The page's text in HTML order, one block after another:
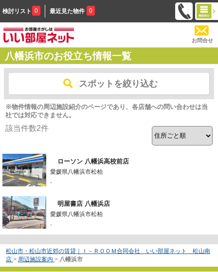
検討リスト 0 最近見た物件 0
お問合せ
八幡浜市のお役立ち情報一覧
スポットを絞り込む
※物件情報の周辺施設紹介のページであり、各店舗への問い合わせは当
社では対応できません。
該当件数2件
ローソン 八幡浜高校前店
愛媛県八幡浜市松柏
-
明屋書店 八幡浜店
愛媛県八幡浜市松柏
-
松山市・松山市近郊の賃貸｜Ｉ－ＲＯＯＭ合同会社 いい部屋ネット 松山南
店 > 周辺施設案内 > 八幡浜市